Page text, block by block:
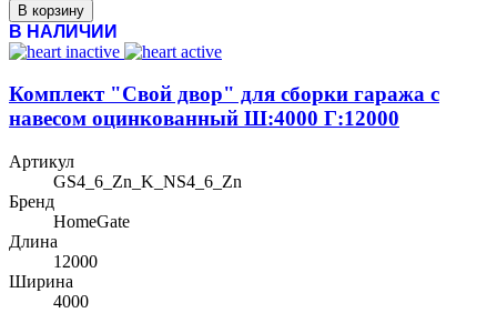
В корзину
В НАЛИЧИИ
Комплект "Свой двор" для сборки гаража с
навесом оцинкованный Ш:4000 Г:12000
Артикул
GS4_6_Zn_K_NS4_6_Zn
Бренд
HomeGate
Длина
12000
Ширина
4000